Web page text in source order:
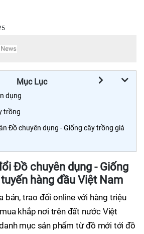
Mục Lục
dụng
trồng
Đồ chuyên dụng - Giống cây trồng giá
Đồ chuyên dụng - Giống
hàng đầu Việt Nam
bán, trao đổi online với hàng triệu
khắp nơi trên đất nước Việt
mục sản phẩm từ đồ mới tới đồ